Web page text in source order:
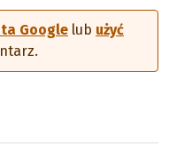
Google lub użyć